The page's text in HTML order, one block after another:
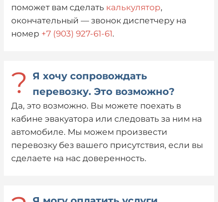
поможет вам сделать калькулятор,
окончательный — звонок диспетчеру на
номер +7 (903) 927-61-61.
? Я хочу сопровождать
перевозку. Это возможно?
Да, это возможно. Вы можете поехать в
кабине эвакуатора или следовать за ним на
автомобиле. Мы можем произвести
перевозку без вашего присутствия, если вы
сделаете на нас доверенность.